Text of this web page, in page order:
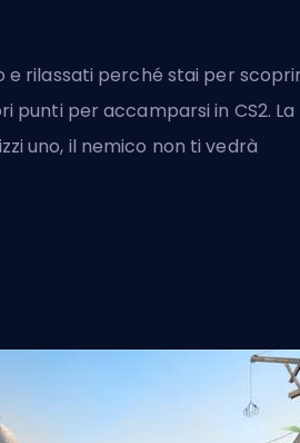
e rilassati perché stai per
punti per accamparsi in CS2. La
uno, il nemico non ti vedrà